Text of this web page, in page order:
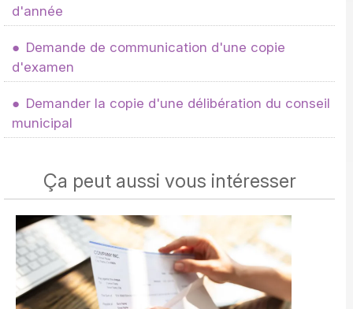
d'année
Demande de communication d'une copie
d'examen
Demander la copie d'une délibération du conseil
municipal
Ça peut aussi vous intéresser